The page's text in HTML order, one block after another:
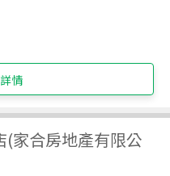
情
(家合房地產有限公